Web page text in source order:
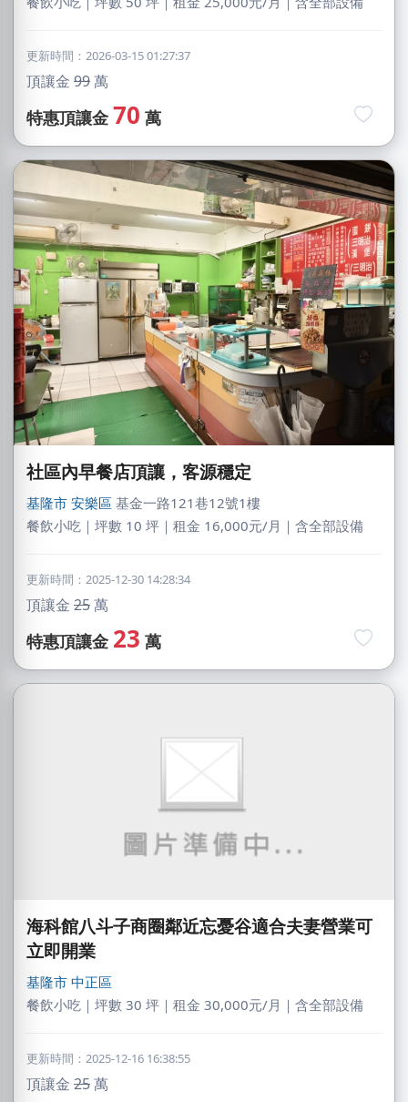
更新時間：2026-03-15 01:27:37
頂讓金 99萬
特惠頂讓金 70 萬
社區內早餐店頂讓，客源穩定
基隆市 安樂區 基金一路121巷12號1樓
餐飲小吃｜坪數 10 坪｜租金 16,000元/月｜含全部設備
更新時間：2025-12-30 14:28:34
頂讓金 25萬
特惠頂讓金 23 萬
海科館八斗子商圈鄰近忘憂谷適合夫妻營業可
立即開業
基隆市 中正區
餐飲小吃｜坪數 30 坪｜租金 30,000元/月｜含全部設備
更新時間：2025-12-16 16:38:55
頂讓金 25萬